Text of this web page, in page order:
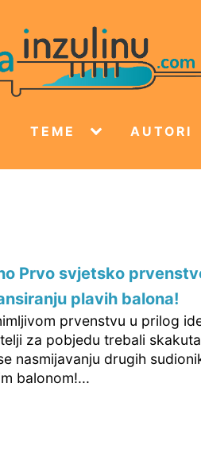
TEME AUTORI
Prvo svjetsko
plavih balona!
prvenstvu u prilog
za pobjedu trebali
nasmijavanju drugih
balonom!...